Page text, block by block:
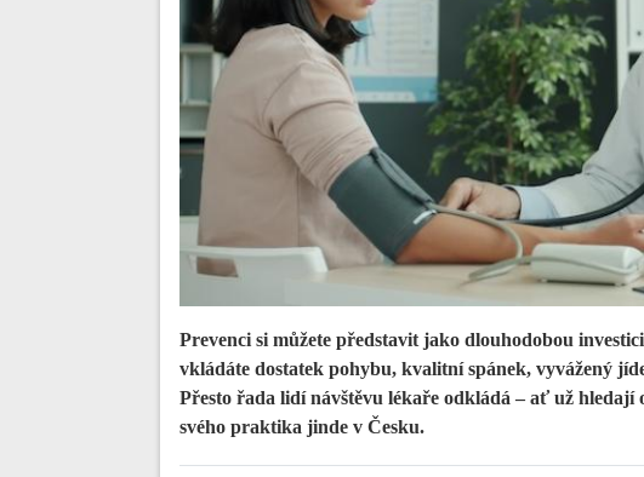
Prevenci si můžete představit jako dlouhodobou
vkládáte dostatek pohybu, kvalitní spánek, vyvážený
Přesto řada lidí návštěvu lékaře odkládá – ať už
svého praktika jinde v Česku.